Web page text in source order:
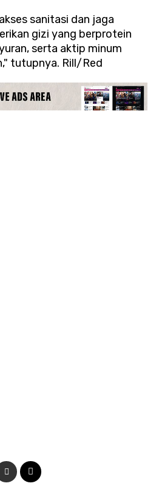
sanitasi dan jaga
gizi yang berprotein
serta aktip minum
tutupnya. Rill/Red